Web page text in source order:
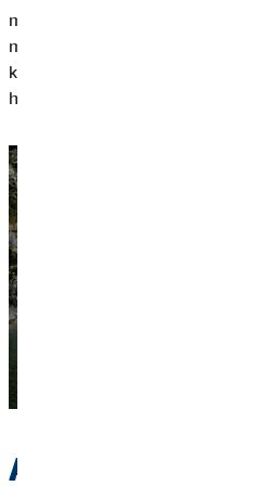
munkával. Akár rendszeresen
másikra, és közben új helyeket
kínál speciális vízumokat,
helyben dolgozzunk és pénzt
A megfelelő